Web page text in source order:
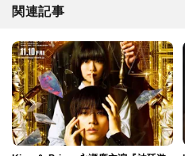
関連記事